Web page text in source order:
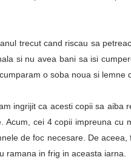
trecut cand riscau sa
si nu avea bani sa isi
o soba noua si lemne
ingrijit ca acesti copii sa aiba
cei 4 copii impreuna cu
de foc necesare. De
ramana in frig in aceasta iarna.